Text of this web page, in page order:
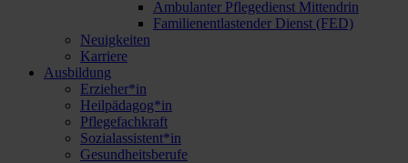
Ambulanter Pflegedienst Mittendrin
Familienentlastender Dienst (FED)
Neuigkeiten
Karriere
Ausbildung
Erzieher*in
Heilpädagog*in
Pflegefachkraft
Sozialassistent*in
Gesundheitsberufe